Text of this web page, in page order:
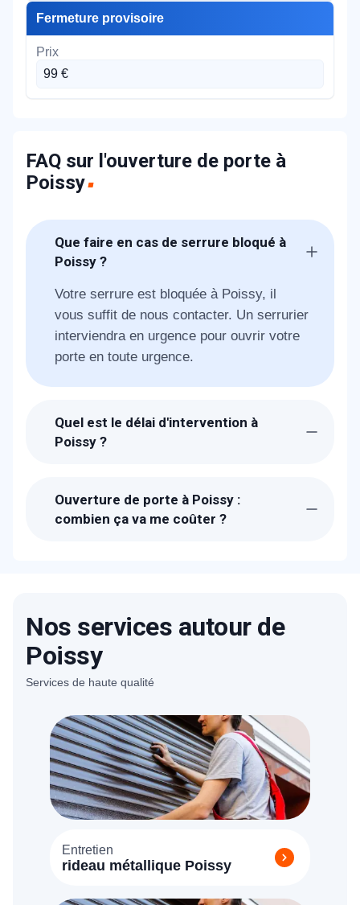
Fermeture provisoire
99 €
FAQ sur l'ouverture de porte à
Poissy
Que faire en cas de serrure bloqué à
Poissy ?
Votre serrure est bloquée à Poissy, il
vous suffit de nous contacter. Un serrurier
interviendra en urgence pour ouvrir votre
porte en toute urgence.
Quel est le délai d'intervention à
Poissy ?
vous à Poissy dans l'heure pour vous
dépanner et ouvrir votre porte bloquée.
Ouverture de porte à Poissy :
combien ça va me coûter ?
type de blocage.
Nos services autour de
Poissy
Services de haute qualité
Entretien
rideau métallique Poissy